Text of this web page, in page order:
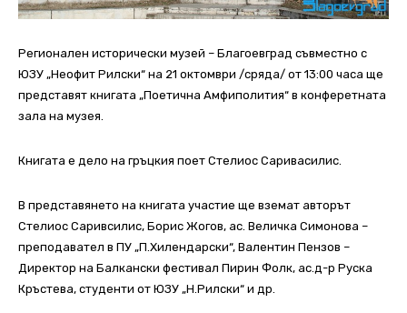
Регионален исторически музей – Благоевград съвместно с
ЮЗУ „Неофит Рилски“ на 21 октомври /сряда/ от 13:00 часа ще
представят книгата „Поетична Амфиполития“ в конферетната
зала на музея.
Книгата е дело на гръцкия поет Стелиос Саривасилис.
В представянето на книгата участие ще вземат авторът
Стелиос Саривсилис, Борис Жогов, ас. Величка Симонова –
преподавател в ПУ „П.Хилендарски“, Валентин Пензов –
Директор на Балкански фестивал Пирин Фолк, ас.д-р Руска
Кръстева, студенти от ЮЗУ „Н.Рилски“ и др.